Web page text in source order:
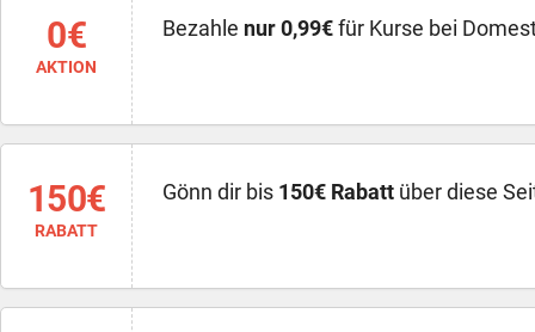
0€
AKTION
Bezahle nur 0,99€für Kurse bei
150€
RABATT
Gönn dir bis 150€ Rabatt über diese